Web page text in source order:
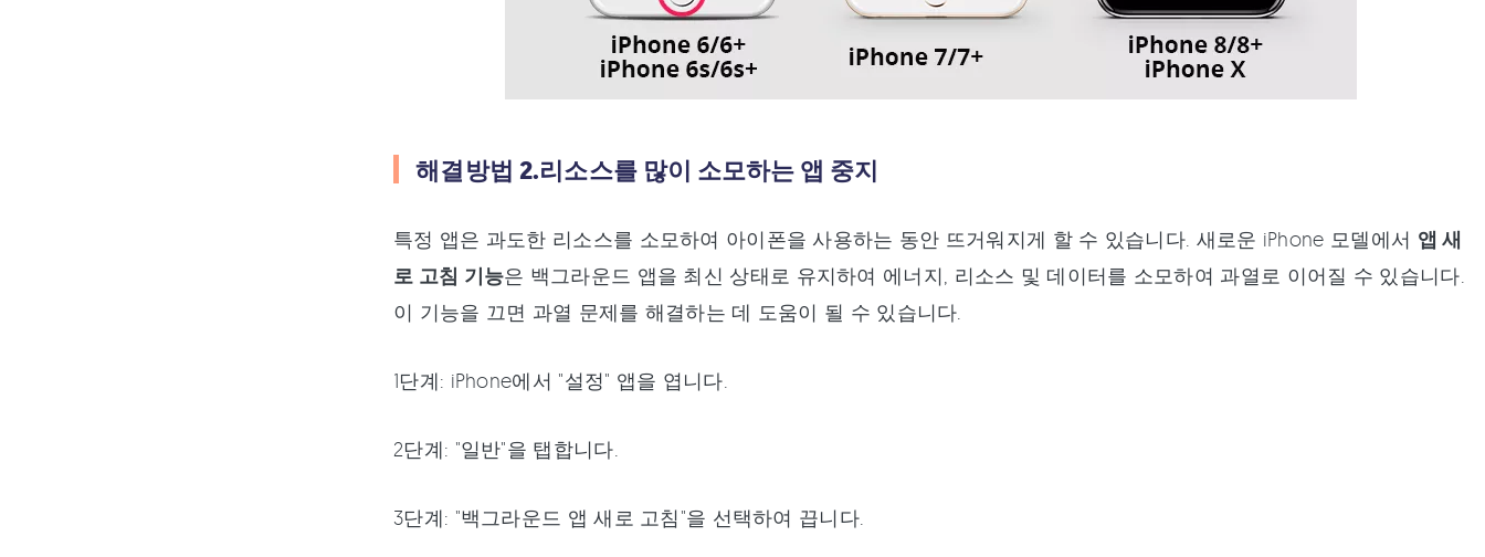
해결방법 2.리소스를 많이 소모하는 앱 중지
특정 앱은 과도한 리소스를 소모하여 아이폰을 사용하는 동안 뜨거워지게 할 수 있습니다. 새로운 iPhone 모델에서 앱 새
로 고침 기능은 백그라운드 앱을 최신 상태로 유지하여 에너지, 리소스 및 데이터를 소모하여 과열로 이어질 수 있습니다.
이 기능을 끄면 과열 문제를 해결하는 데 도움이 될 수 있습니다.
1단계: iPhone에서 "설정" 앱을 엽니다.
2단계: "일반"을 탭합니다.
3단계: "백그라운드 앱 새로 고침"을 선택하여 끕니다.